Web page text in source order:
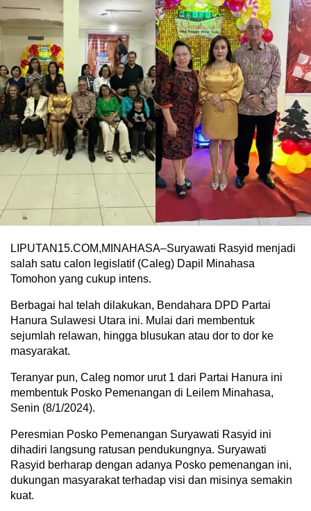
LIPUTAN15.COM,MINAHASA–Suryawati Rasyid menjadi
salah satu calon legislatif (Caleg) Dapil Minahasa
Tomohon yang cukup intens.
Berbagai hal telah dilakukan, Bendahara DPD Partai
Hanura Sulawesi Utara ini. Mulai dari membentuk
sejumlah relawan, hingga blusukan atau dor to dor ke
masyarakat.
Teranyar pun, Caleg nomor urut 1 dari Partai Hanura ini
membentuk Posko Pemenangan di Leilem Minahasa,
Senin (8/1/2024).
Peresmian Posko Pemenangan Suryawati Rasyid ini
dihadiri langsung ratusan pendukungnya. Suryawati
Rasyid berharap dengan adanya Posko pemenangan ini,
dukungan masyarakat terhadap visi dan misinya semakin
kuat.